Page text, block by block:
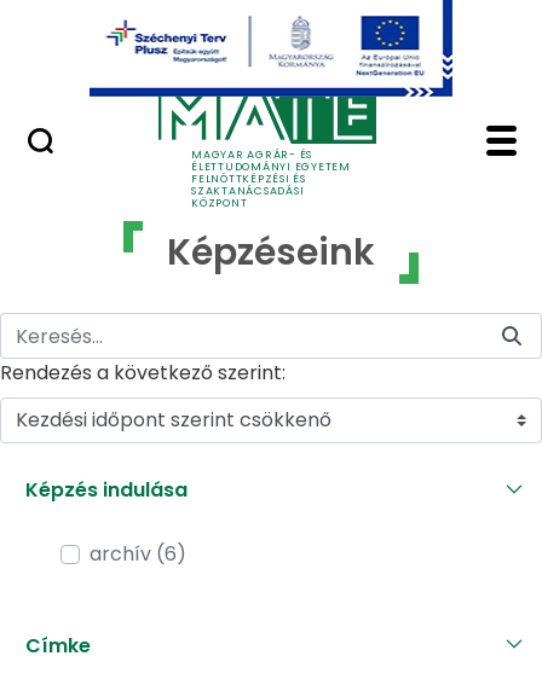
Ugrás a fő tartalomhoz
MAGYAR AGRÁR- ÉS
ÉLETTUDOMÁNYI EGYETEM
FELNŐTTKÉPZÉSI ÉS
SZAKTANÁCSADÁSI
KÖZPONT
Képzéseink - MATE
Képzéseink
Rendezés a következő szerint:
Kezdési időpont szerint csökkenő
Képzés indulása
archív (6)
Címke